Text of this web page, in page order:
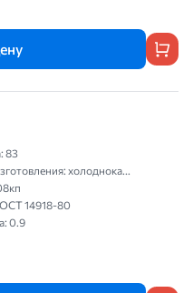
83
холоднока...
14918-80
0.9